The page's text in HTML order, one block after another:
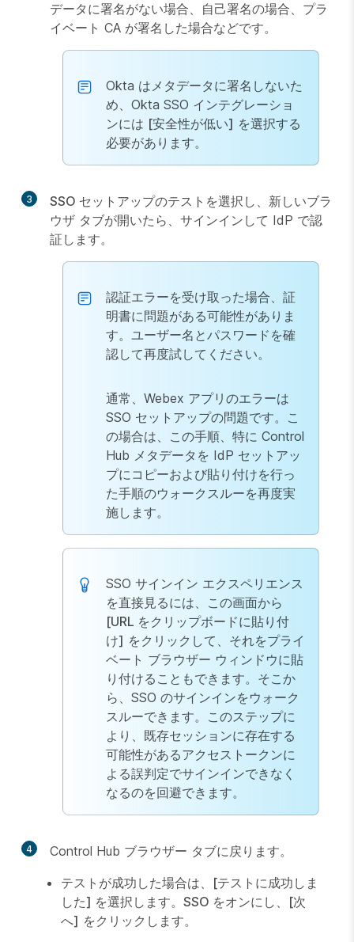
データに署名がない場合、自己署名の場合、プラ
イベート CA が署名した場合などです。
Okta はメタデータに署名しないた
め、Okta SSO インテグレーショ
ンには [安全性が低い] を選択する
必要があります。
3 SSO セットアップのテスト を選択し、新しいブラ
ウザ タブが開いたら、サインインして IdP で認
証します。
認証エラーを受け取った場合、証
明書に問題がある可能性がありま
す。ユーザー名とパスワードを確
認して再度試してください。
通常、Webex アプリのエラーは
SSO セットアップの問題です。こ
の場合は、この手順、特に Control
Hub メタデータを IdP セットアッ
プにコピーおよび貼り付けを行っ
た手順のウォークスルーを再度実
施します。
SSO サインイン エクスペリエンス
を直接見るには、この画面から
[URL をクリップボードに貼り付
け] をクリックして、それをプライ
ベート ブラウザー ウィンドウに貼
り付けることもできます。そこか
ら、SSO のサインインをウォーク
スルーできます。このステップに
より、既存セッションに存在する
可能性があるアクセストークンに
よる誤判定でサインインできなく
なるのを回避できます。
4
Control Hub ブラウザー タブに戻ります。
テストが成功した場合は、 [テストに成功しま
した] を選択します。SSO をオンにし 、 [次
へ] をクリックします。